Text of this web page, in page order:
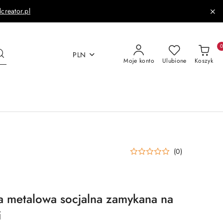
PLN
Moje konto Ulubione Koszyk
0
(0)
metalowa socjalna zamykana na